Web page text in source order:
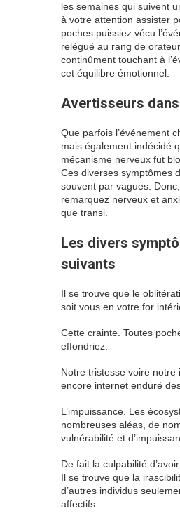
les semaines qui suivent
à votre attention assister
poches puissiez vécu
relégué au rang de
continûment touchant à
cet équilibre émotionnel.
Avertisseurs
Que parfois l’événement
mais également indécidé
mécanisme nerveux fut
Ces diverses symptômes
souvent par vagues.
remarquez nerveux et
que transi.
Les divers
suivants
Il se trouve que le
soit vous en votre for
Cette crainte. Toutes
effondriez.
Notre tristesse voire
encore internet enduré
L’impuissance. Les
nombreuses aléas, de
vulnérabilité et
De fait la culpabilité
Il se trouve que la
d’autres individus
affectifs.